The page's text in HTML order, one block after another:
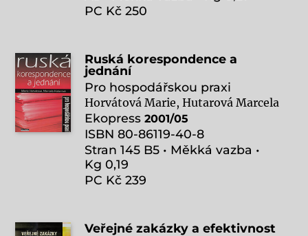
PC Kč 250
Ruská korespondence a
jednání
Pro hospodářskou praxi
Horvátová Marie, Hutarová Marcela
Ekopress 2001/05
ISBN 80-86119-40-8
Stran 145 B5 • Měkká vazba •
Kg 0,19
PC Kč 239
Veřejné zakázky a efektivnost